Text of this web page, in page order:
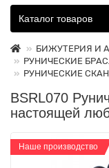
Все категории
Каталог товаров
БИЖУТЕРИЯ И
РУНИЧЕСКИЕ
РУНИЧЕСКИЕ
BSRL070
настоящей
Наше производство